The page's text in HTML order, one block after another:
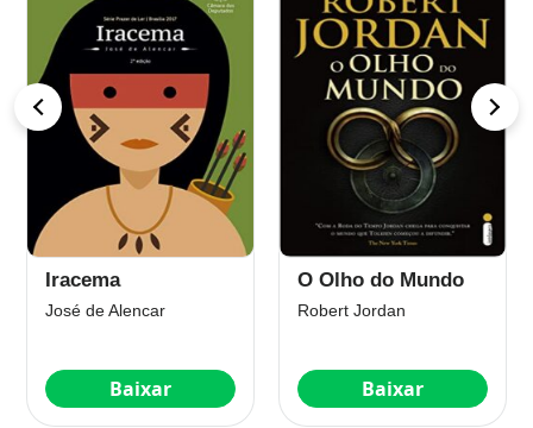
Iracema
José de Alencar
Baixar
O Olho do Mundo
Robert Jordan
Baixar